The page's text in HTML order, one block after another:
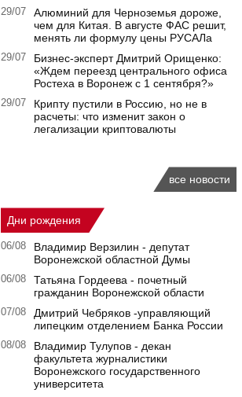
29/07
Алюминий для Черноземья дороже,
чем для Китая. В августе ФАС решит,
менять ли формулу цены РУСАЛа
29/07
Бизнес-эксперт Дмитрий Орищенко:
«Ждем переезд центрального офиса
Ростеха в Воронеж с 1 сентября?»
29/07
Крипту пустили в Россию, но не в
расчеты: что изменит закон о
легализации криптовалюты
все новости
Дни рождения
06/08
Владимир Верзилин - депутат
Воронежской областной Думы
06/08
Татьяна Гордеева - почетный
гражданин Воронежской области
07/08
Дмитрий Чебряков -управляющий
липецким отделением Банка России
08/08
Владимир Тулупов - декан
факультета журналистики
Воронежского государственного
университета